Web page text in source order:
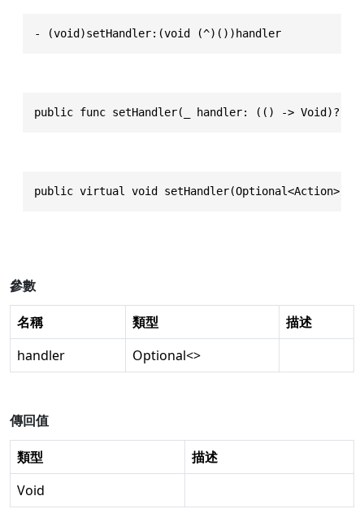
- (void)setHandler:(void (^)())handler
public func setHandler(_ handler: (() -> Void)?) -
public virtual void setHandler(Optional<Action>
參數
名稱 類型
描述
handler
Optional<>
傳回值
類型
描述
Void